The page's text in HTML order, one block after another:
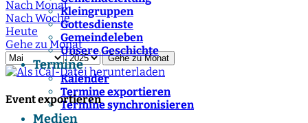
Kleingruppen
Gottesdienste
Gemeindeleben
Unsere Geschichte
Termine
Kalender
Termine exportieren
Termine synchronisieren
Medien
Nach Monat
Nach Woche
Heute
Gehe zu Monat
Gehe zu Monat
Event exportieren